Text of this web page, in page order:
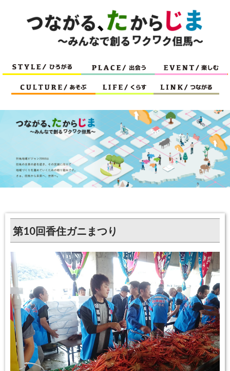
第10回香住ガニまつり